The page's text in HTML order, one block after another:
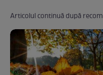
Articolul continuă după